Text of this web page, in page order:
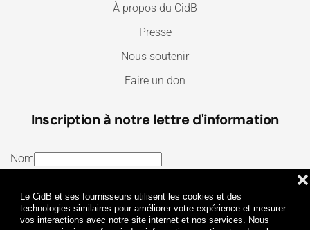
Le CidB et ses fournisseurs utilisent les cookies et des
technologies similaires pour améliorer votre expérience et mesurer
vos interactions avec notre site internet et nos services. Nous
❌
À propos du CidB
Presse
Nous soutenir
Faire un don
Inscription à notre lettre d'information
Nom
J’ai lu et j’accepte lesTermes et conditionset la
Politique de confidentialité